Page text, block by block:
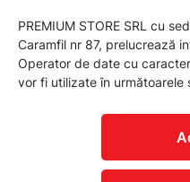
PREMIUM STORE SRL cu
Caramfil nr 87, prelucrează
Operator de date cu
vor fi utilizate în următoarele